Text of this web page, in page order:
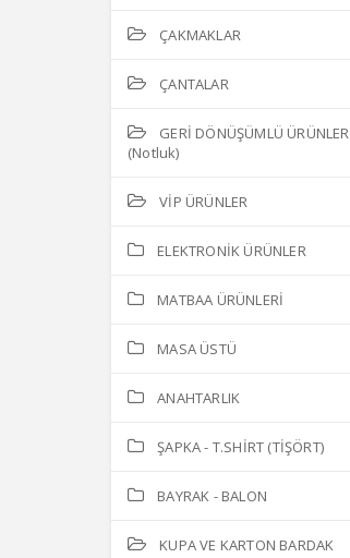
ÇAKMAKLAR
ÇANTALAR
GERİ DÖNÜŞÜMLÜ ÜRÜNLER
(Notluk)
VİP ÜRÜNLER
ELEKTRONİK ÜRÜNLER
MATBAA ÜRÜNLERİ
MASA ÜSTÜ
ANAHTARLIK
ŞAPKA - T.SHİRT (TİŞÖRT)
BAYRAK - BALON
KUPA VE KARTON BARDAK